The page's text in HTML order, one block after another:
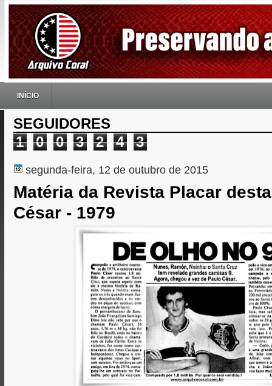
INÍCIO
SEGUIDORES
1
0 0 3 2 4 3
segunda-feira, 12 de outubro de 2015
Matéria da Revista Placar
César - 1979